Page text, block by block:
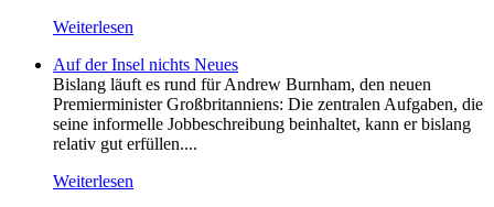
Weiterlesen
Auf der Insel nichts Neues
Bislang läuft es rund für Andrew Burnham, den neuen
Premierminister Großbritanniens: Die zentralen Aufgaben, die
seine informelle Jobbeschreibung beinhaltet, kann er bislang
relativ gut erfüllen....
Weiterlesen